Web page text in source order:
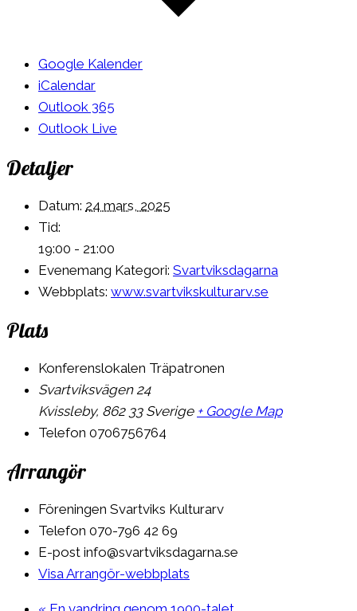
Google Kalender
iCalendar
Outlook 365
Outlook Live
Detaljer
Datum: 24 mars, 2025
Tid:
19:00 - 21:00
Evenemang Kategori: Svartviksdagarna
Webbplats: www.svartvikskulturarv.se
Plats
Konferenslokalen Träpatronen
Svartviksvägen 24
Kvissleby, 862 33 Sverige + Google Map
Telefon 0706756764
Arrangör
Föreningen Svartviks Kulturarv
Telefon 070-796 42 69
E-post info@svartviksdagarna.se
Visa Arrangör-webbplats